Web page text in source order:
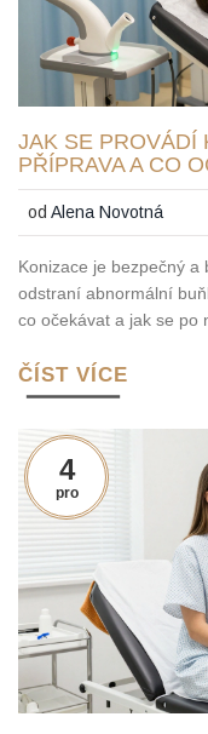
JAK SE PROVÁDÍ
PŘÍPRAVA A CO
odAlena Novotná
Konizace je bezpečný a
odstraní abnormální
co očekávat a jak se po
ČÍST VÍCE
4
pro